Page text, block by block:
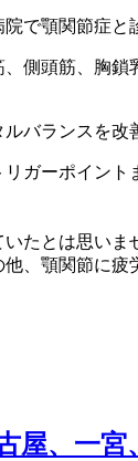
で顎関節症と
側頭筋、胸
バランスを改
ガーポイン
たとは思いま
、顎関節に
屋、一宮